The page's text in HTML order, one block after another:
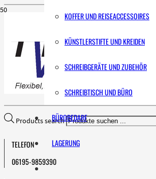
KOFFER UND REISEACCESSOIRES
KÜNSTLERSTIFTE UND KREIDEN
SCHREIBGERÄTE UND ZUBEHÖR
SCHREIBTISCH UND BÜRO
BÜROBEDARF
LAGERUNG
Products search
TELEFON
06195-9859390